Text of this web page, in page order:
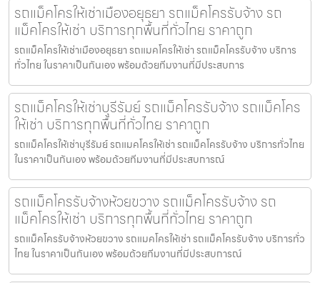
รถแม็คโครให้เช่าเมืองอยุธยา รถแม็คโครรับจ้าง รถ
แม็คโครให้เช่า บริการทุกพื้นที่ทั่วไทย ราคาถูก
รถแม็คโครให้เช่าเมืองอยุธยา รถแมคโครให้เช่า รถแม็คโครรับจ้าง บริการ
ทั่วไทย ในราคาเป็นกันเอง พร้อมด้วยทีมงานที่มีประสบการ
รถแม็คโครให้เช่าบุรีรัมย์ รถแม็คโครรับจ้าง รถแม็คโคร
ให้เช่า บริการทุกพื้นที่ทั่วไทย ราคาถูก
รถแม็คโครให้เช่าบุรีรัมย์ รถแมคโครให้เช่า รถแม็คโครรับจ้าง บริการทั่วไทย
ในราคาเป็นกันเอง พร้อมด้วยทีมงานที่มีประสบการณ์
รถแม็คโครรับจ้างห้วยขวาง รถแม็คโครรับจ้าง รถ
แม็คโครให้เช่า บริการทุกพื้นที่ทั่วไทย ราคาถูก
รถแม็คโครรับจ้างห้วยขวาง รถแมคโครให้เช่า รถแม็คโครรับจ้าง บริการทั่ว
ไทย ในราคาเป็นกันเอง พร้อมด้วยทีมงานที่มีประสบการณ์